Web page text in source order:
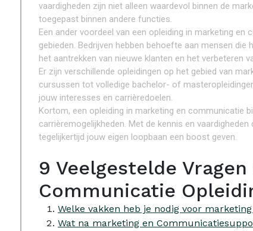
vaardigheden zijn niet alleen waardevol binnen de
toegepast binnen andere functies.
Een ander voordeel van een opleiding in marketing
gebieden. Bedrijven hebben behoefte aan mensen die
het aantrekken van nieuwe klanten en het verbeteren
Er zijn verschillende opleidingen op het gebied van
cursussen tot volledige bachelor- of
jouw interesses en carrièredoelen.
Kortom, een opleiding in marketing en communicatie
carrièremogelijkheden. Met de kennis en
tegelijkertijd jouw eigen loopbaan een boost geven.
9 Veelgestelde
Communicatie
Welke vakken heb je nodig voor
Wat na marketing en